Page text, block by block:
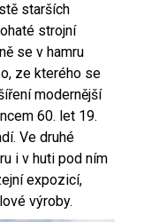
starších
strojní
se v hamru
ze kterého se
modernější
60. let 19.
Ve druhé
i v huti pod ním
expozicí,
výroby.